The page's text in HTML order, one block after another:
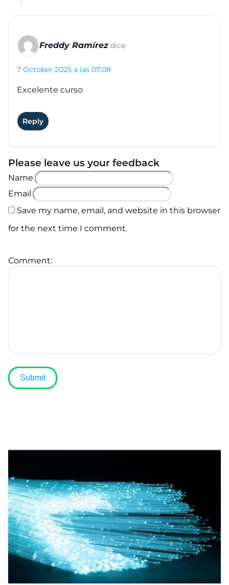
Freddy Ramírez dice:
7 October 2025 a las 07:08
Excelente curso
Reply
Please leave us your feedback
Name
Email
Save my name, email, and website in this browser
for the next time I comment.
Comment: